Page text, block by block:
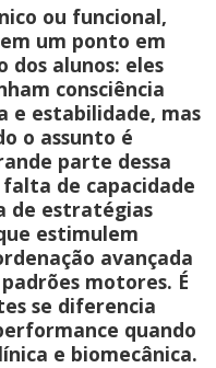
ou funcional,
um ponto em
dos alunos: eles
consciência
e estabilidade, mas
o assunto é
parte dessa
de capacidade
de estratégias
estimulem
avançada
motores. É
se diferencia
quando
e biomecânica.